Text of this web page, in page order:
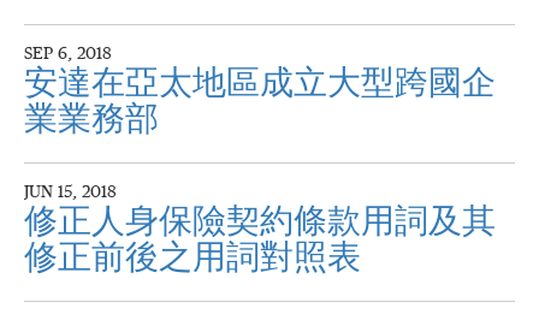
SEP 6, 2018
安達在亞太地區成立大型跨國企
業業務部
JUN 15, 2018
修正人身保險契約條款用詞及其
修正前後之用詞對照表